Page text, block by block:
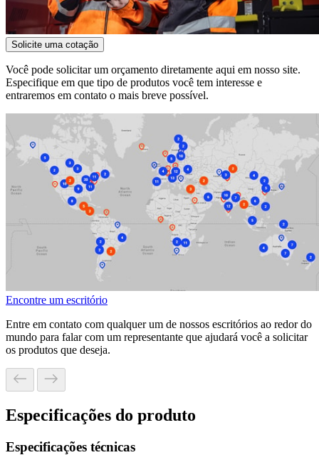
Solicite uma cotação
Você pode solicitar um orçamento diretamente aqui em nosso site.
Especifique em que tipo de produtos você tem interesse e
entraremos em contato o mais breve possível.
Encontre um escritório
Entre em contato com qualquer um de nossos escritórios ao redor do
mundo para falar com um representante que ajudará você a solicitar
os produtos que deseja.
Especificações do produto
Especificações técnicas